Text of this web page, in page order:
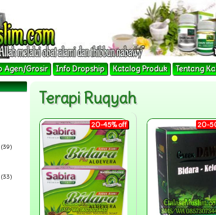
Agen/Grosir Info Dropship Katalog Produk Tentang
(39)
(33)
Terapi Ruqyah
20-45% off 20-